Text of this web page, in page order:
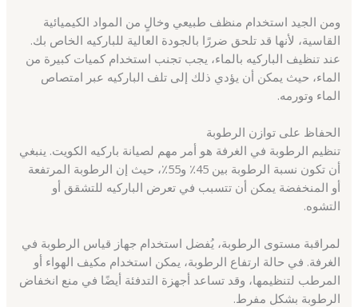
ومن الجيد استخدام منظف طبيعي وخالٍ من المواد الكيميائية
القاسية، لأنها قد تلحق ضررًا بالجودة العالية للباركيه الخاص بك.
عند تنظيف الباركيه بالماء، يجب تجنب استخدام كميات كبيرة من
الماء، حيث يمكن أن يؤدي ذلك إلى تلف الباركيه عبر امتصاص
الماء وتورمه.
الحفاظ على توازن الرطوبة
تنظيم الرطوبة في الغرفة هو أمر مهم لصيانة باركيه الكويت. ينبغي
أن تكون نسبة الرطوبة بين 45٪ و55٪، حيث إن الرطوبة المرتفعة
أو المنخفضة يمكن أن تتسبب في تعرض الباركيه للتشقق أو
التشوه.
لمراقبة مستوى الرطوبة، يُفضل استخدام جهاز قياس الرطوبة في
الغرفة. في حالة ارتفاع الرطوبة، يمكن استخدام مكيف الهواء أو
المرطب لتنظيمها، وقد تساعد أجهزة التدفئة أيضًا في منع انخفاض
الرطوبة بشكل مفرط.